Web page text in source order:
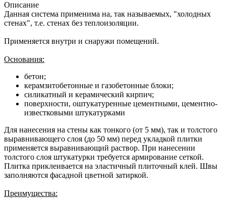
Описание
Данная система применима на, так называемых, "холодных
стенах", т.е. стенах без теплоизоляции.
Применяется внутри и снаружи помещений.
Основания:
бетон;
керамзитобетонные и газобетонные блоки;
силикатный и керамический кирпич;
поверхности, оштукатуренные цементными, цементно-
известковыми штукатурками
Для нанесения на стены как тонкого (от 5 мм), так и толстого
выравнивающего слоя (до 50 мм) перед укладкой плитки
применяется выравнивающий раствор. При нанесении
толстого слоя штукатурки требуется армирование сеткой.
Плитка приклеивается на эластичный плиточный клей. Швы
заполняются фасадной цветной затиркой.
Преимущества: